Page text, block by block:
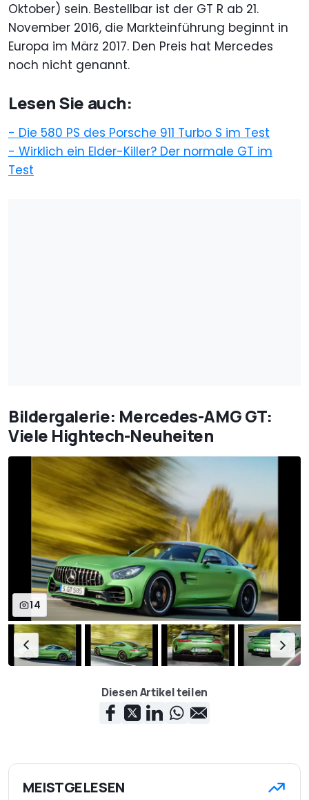
Oktober) sein. Bestellbar ist der GT R ab 21.
November 2016, die Markteinführung beginnt in
Europa im März 2017. Den Preis hat Mercedes
noch nicht genannt.
Lesen Sie auch:
- Die 580 PS des Porsche 911 Turbo S im Test
- Wirklich ein Elder-Killer? Der normale GT im
Test
Bildergalerie: Mercedes-AMG GT:
Viele Hightech-Neuheiten
14
Diesen Artikel teilen
MEISTGELESEN